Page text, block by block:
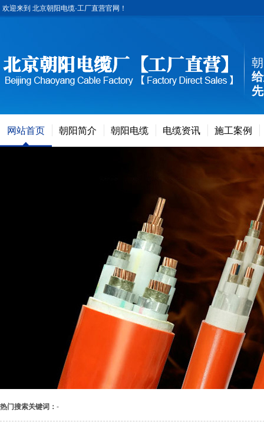
欢迎来到 北京朝阳电缆·工厂直营官网！
网站首页 朝阳简介 朝阳电缆 电缆资讯 施工案例
热门搜索关键词： -